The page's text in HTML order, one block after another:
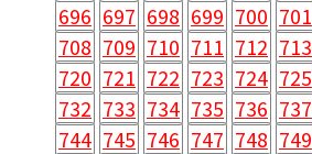
696 697 698 699 700 701
708 709 710 711 712 713
720 721 722 723 724 725
732 733 734 735 736 737
744 745 746 747 748 749